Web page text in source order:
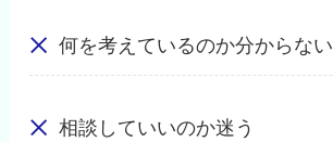
何を考えているのか分からない
相談していいのか迷う